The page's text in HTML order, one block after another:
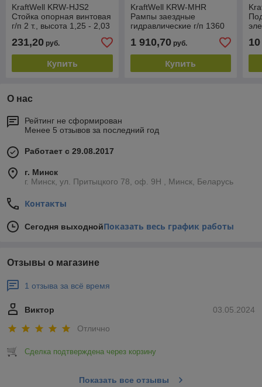
KraftWell KRW-HJS2
Стойка опорная винтовая
г/п 2 т., высота 1,25 - 2,03
231,20 руб.
Купить
KraftWell KRW-MHR
Рампы заездные
гидравлические г/п 1360
1 910,70руб.
Купить
О нас
Рейтинг не сформирован
Менее 5 отзывов за последний год
Работает с 29.08.2017
г. Минск
г. Минск, ул. Притыцкого 78, оф. 9Н , Минск, Беларусь
Контакты
Сегодня выходнойПоказать весь график работы
Отзывы о магазине
1 отзыва за всё время
03.05.2024
Виктор
Отлично
Сделка подтверждена через корзину
Показать все отзывы